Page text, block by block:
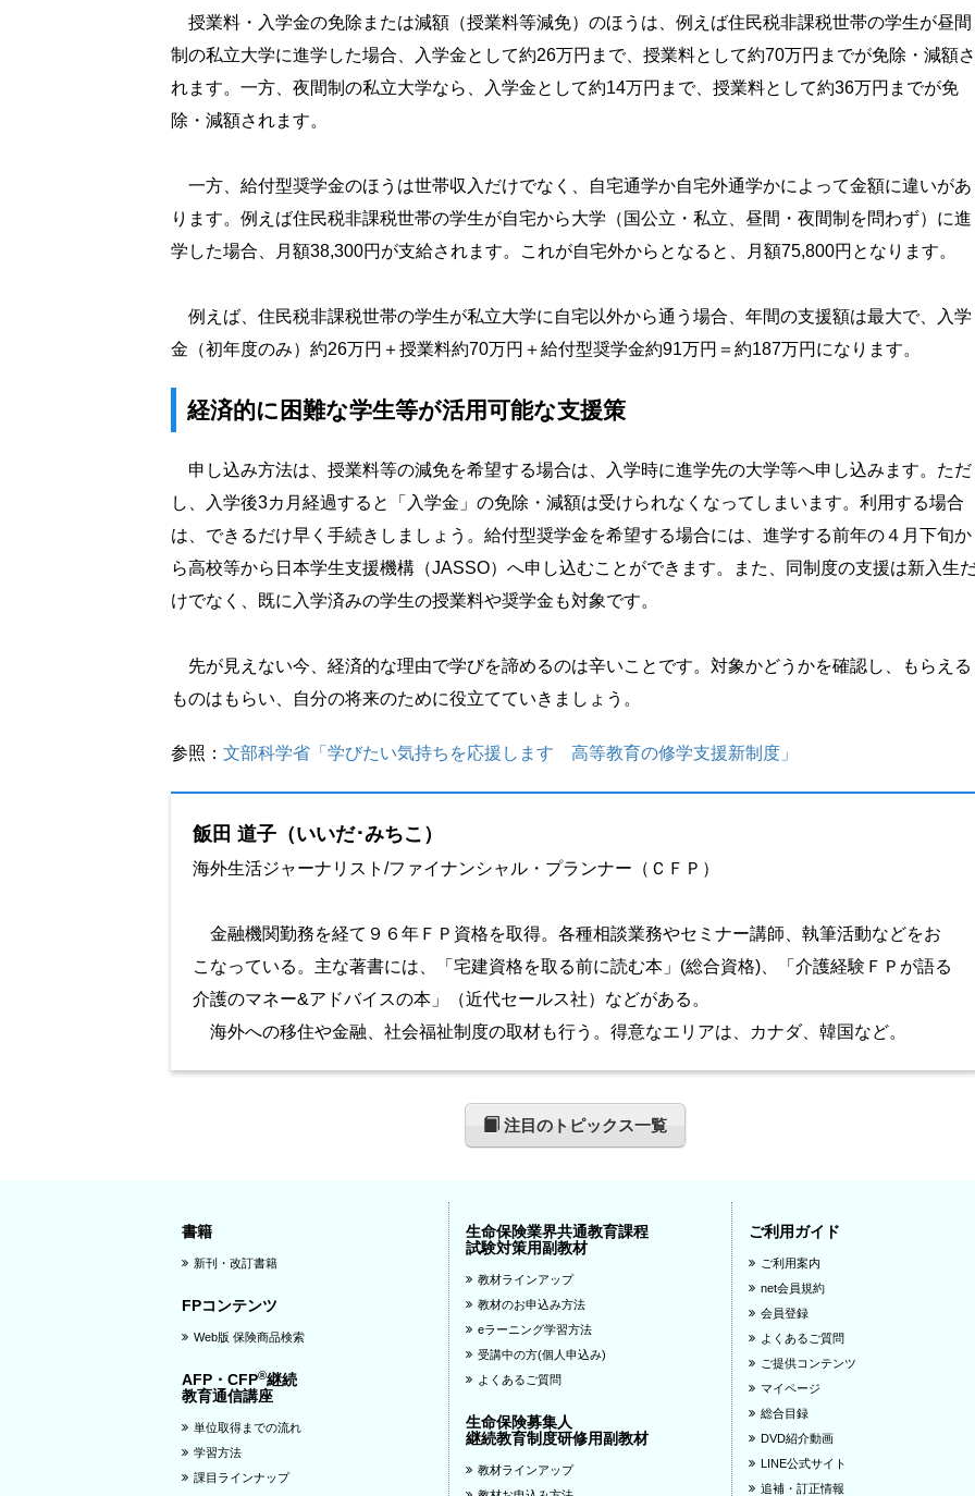
授業料・入学金の免除または減額（授業料等減免）のほうは、例えば住民税非課税世帯の学生が昼間
制の私立大学に進学した場合、入学金として約26万円まで、授業料として約70万円までが免除・減額さ
れます。一方、夜間制の私立大学なら、入学金として約14万円まで、授業料として約36万円までが免
除・減額されます。
一方、給付型奨学金のほうは世帯収入だけでなく、自宅通学か自宅外通学かによって金額に違いがあ
ります。例えば住民税非課税世帯の学生が自宅から大学（国公立・私立、昼間・夜間制を問わず）に進
学した場合、月額38,300円が支給されます。これが自宅外からとなると、月額75,800円となります。
例えば、住民税非課税世帯の学生が私立大学に自宅以外から通う場合、年間の支援額は最大で、入学
金（初年度のみ）約26万円＋授業料約70万円＋給付型奨学金約91万円＝約187万円になります。
経済的に困難な学生等が活用可能な支援策
申し込み方法は、授業料等の減免を希望する場合は、入学時に進学先の大学等へ申し込みます。ただ
し、入学後3カ月経過すると「入学金」の免除・減額は受けられなくなってしまいます。利用する場合
は、できるだけ早く手続きしましょう。給付型奨学金を希望する場合には、進学する前年の４月下旬か
ら高校等から日本学生支援機構（JASSO）へ申し込むことができます。また、同制度の支援は新入生
けでなく、既に入学済みの学生の授業料や奨学金も対象です。
先が見えない今、経済的な理由で学びを諦めるのは辛いことです。対象かどうかを確認し、もらえる
ものはもらい、自分の将来のために役立てていきましょう。
参照： 文部科学省「学びたい気持ちを応援します 高等教育の修学支援新制度」
飯田 道子（いいだ･みちこ）
海外生活ジャーナリスト/ファイナンシャル・プランナー（ＣＦＰ）
金融機関勤務を経て９６年ＦＰ資格を取得。各種相談業務やセミナー講師、執筆活動などをお
こなっている。主な著書には、「宅建資格を取る前に読む本」(総合資格)、「介護経験ＦＰが語る
介護のマネー&アドバイスの本」（近代セールス社）などがある。
海外への移住や金融、社会福祉制度の取材も行う。得意なエリアは、カナダ、韓国など。
注目のトピックス一覧
書籍
新刊・改訂書籍
FPコンテンツ
Web版 保険商品検索
AFP・CFP®継続
教育通信講座
単位取得までの流れ
学習方法
課目ラインナップ
生命保険業界共通教育課程
試験対策用副教材
教材ラインアップ
教材のお申込み方法
eラーニング学習方法
受講中の方(個人申込み)
よくあるご質問
生命保険募集人
継続教育制度研修用副教材
教材ラインアップ
ご利用ガイド
ご利用案内
net会員規約
会員登録
よくあるご質問
ご提供コンテンツ
マイページ
総合目録
DVD紹介動画
LINE公式サイト
追補・訂正情報